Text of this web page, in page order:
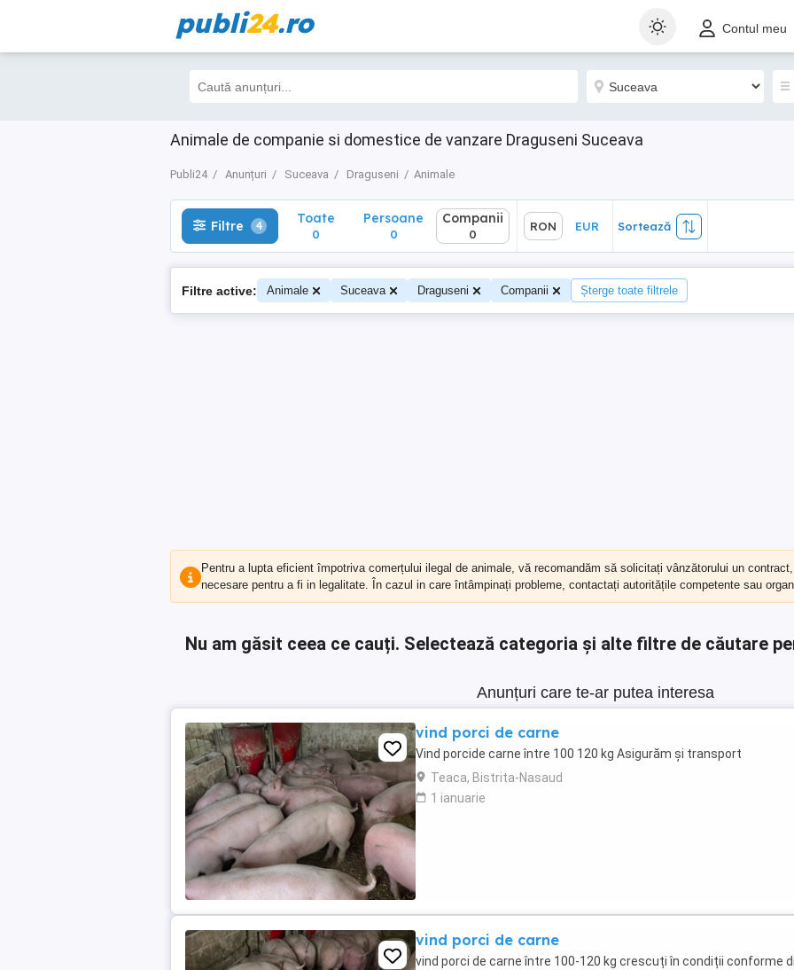
publi24.ro Contul meu
Animale de companie si domestice de vanzare Draguseni Suceava
Publi24 Anunțuri Suceava Draguseni Animale
Filtre 4 Toate
0
Sortează
Filtre 4 Toate
0
Persoane
0
Companii
0
RON EUR Sortează
Filtre active: Animale Suceava Draguseni Companii Șterge toate filtrele
Pentru a lupta eficient împotriva comerțului ilegal de animale, vă recomandăm să solicitați vânzătorului un
necesare pentru a fi in legalitate. În cazul in care întâmpinați probleme, contactați autoritățile competente sau
Nu am găsit ceea ce cauți. Selectează categoria și alte filtre de căutare
Anunțuri care te-ar putea interesa
vind porci de carne
Vind porcide carne între 100 120 kg Asigurăm și transport
Teaca, Bistrita-Nasaud
1 ianuarie
vind porci de carne
vind porci de carne între 100-120 kg crescuți în condiții conforme